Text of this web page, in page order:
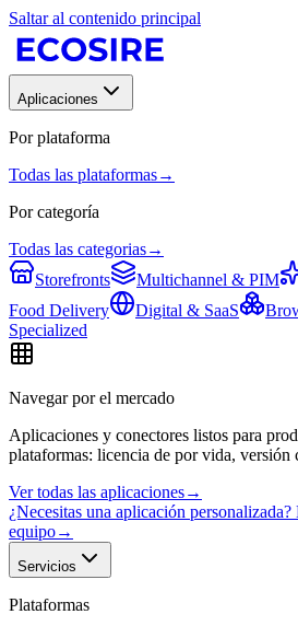
Saltar al contenido principal
Aplicaciones
Por plataforma
Todas las plataformas→
Por categoría
Todas las categorias→
Storefronts
Multichannel & PIM
Food Delivery
Digital & SaaS
Specialized
Navegar por el mercado
Aplicaciones y conectores listos para
plataformas: licencia de por vida, versión
Ver todas las aplicaciones→
¿Necesitas una aplicación
equipo→
Servicios
Plataformas